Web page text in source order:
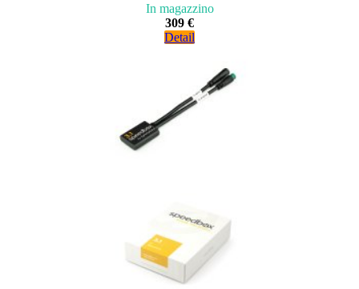
In magazzino
309 €
Detail